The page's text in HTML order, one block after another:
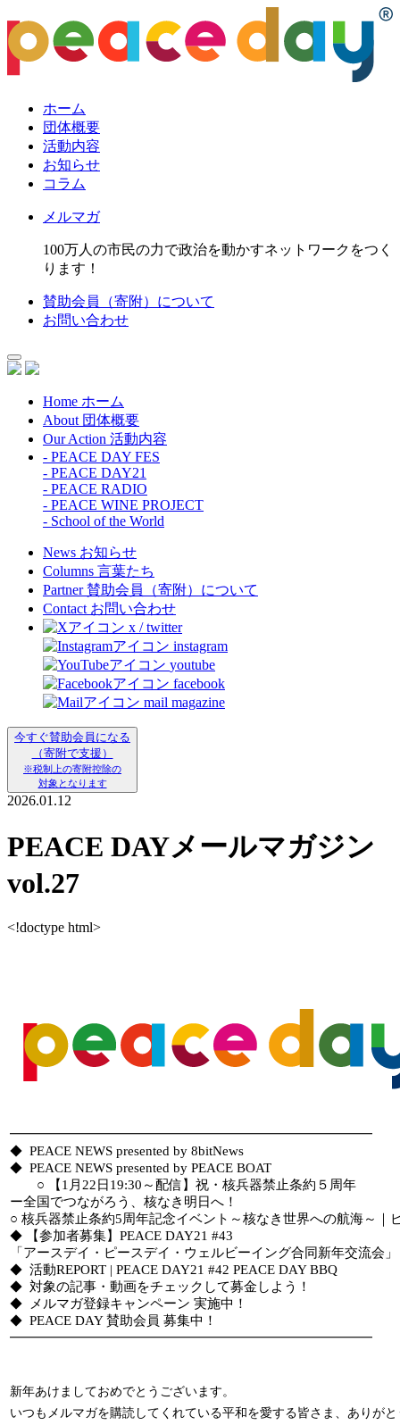
ホーム
団体概要
活動内容
お知らせ
コラム
メルマガ
100万人の市民の力で政治を動かすネットワークをつく
ります！
賛助会員（寄附）について
お問い合わせ
Home ホーム
About 団体概要
Our Action 活動内容
- PEACE DAY FES
- PEACE DAY21
- PEACE RADIO
- PEACE WINE PROJECT
- School of the World
News お知らせ
Columns 言葉たち
Partner 賛助会員（寄附）について
Contact お問い合わせ
x / twitter
instagram
youtube
facebook
mail magazine
今すぐ賛助会員になる
（寄附で支援）
※税制上の寄附控除の
対象となります
2026.01.12
PEACE DAYメールマガジン
vol.27
<!doctype html>
━━━━━━━━━━━━━━━━━━━━━━━━━━━━━
◆ PEACE NEWS presented by 8bitNews
◆ PEACE NEWS presented by PEACE BOAT
○ 【1月22日19:30～配信】祝・核兵器禁止条約５周年
ー全国でつながろう、核なき明日へ！
○ 核兵器禁止条約5周年記念イベント～核なき世界への航海～｜
◆
【参加者募集】PEACE DAY21 #43
「アースデイ・ピースデイ・ウェルビーイング合同新年交流会」
◆ 活動REPORT | PEACE DAY21 #42 PEACE DAY BBQ
◆ 対象の記事・動画をチェックして募金しよう！
◆ メルマガ登録キャンペーン 実施中！
◆ PEACE DAY 賛助会員 募集中！
━━━━━━━━━━━━━━━━━━━━━━━━━━━━━
新年あけましておめでとうございます。
いつもメルマガを購読してくれている平和を愛する皆さま、ありが